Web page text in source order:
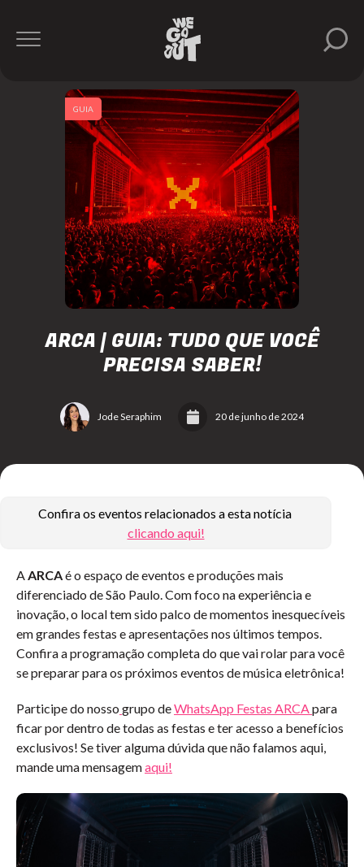
ARCA | GUIA: TUDO QUE VOCÊ
PRECISA SABER!
Jode Seraphim 20 de junho de 2024
GUIA
Confira os eventos relacionados a esta notícia
clicando aqui!
AARCAé o espaço de eventos e produções mais
diferenciado de São Paulo. Com foco na experiência e
inovação, o local tem sido palco de momentos inesquecíveis
em grandes festas e apresentações nos últimos tempos.
Confira a programação completa do que vai rolar para você
se preparar para os próximos eventos de música eletrônica!
Participe do nosso grupo deWhatsApp Festas ARCApara
ficar por dentro de todas as festas e ter acesso a benefícios
exclusivos! Se tiver alguma dúvida que não falamos aqui,
mande uma mensagemaqui!